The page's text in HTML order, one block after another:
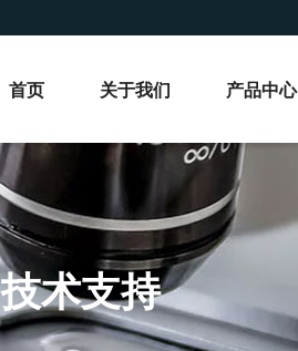
首页 关于我们 产品中心
技术支持